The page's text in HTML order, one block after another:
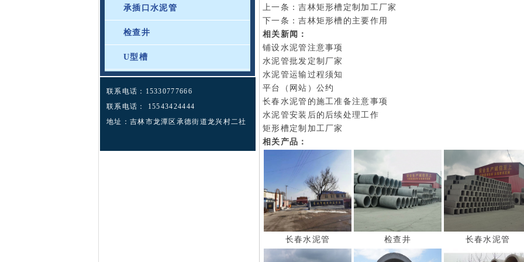
承插口水泥管
检查井
U型槽
联系电话：15330777666
联系电话： 15543424444
地址：吉林市龙潭区承德街道龙兴村二社
上一条：吉林矩形槽定制加工厂家
下一条：吉林矩形槽的主要作用
相关新闻：
铺设水泥管注意事项
水泥管批发定制厂家
水泥管运输过程须知
平台（网站）公约
长春水泥管的施工准备注意事项
水泥管安装后的后续处理工作
矩形槽定制加工厂家
相关产品：
长春水泥管 检查井 长春水泥管